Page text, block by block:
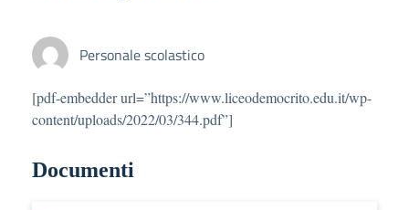
Personale scolastico
[pdf-embedder url=”https://www.liceodemocrito.edu.it/wp-
content/uploads/2022/03/344.pdf”]
Documenti